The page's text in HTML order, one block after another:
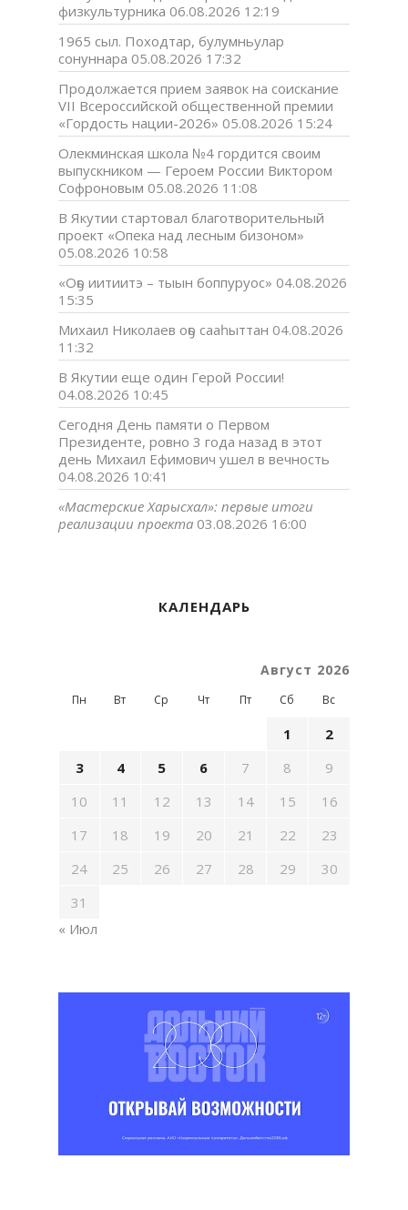
физкультурника 06.08.2026 12:19
1965 сыл. Походтар, булумньулар
сонуннара 05.08.2026 17:32
Продолжается прием заявок на соискание
VII Всероссийской общественной премии
«Гордость нации-2026» 05.08.2026 15:24
Олекминская школа №4 гордится своим
выпускником — Героем России Виктором
Софроновым 05.08.2026 11:08
В Якутии стартовал благотворительный
проект «Опека над лесным бизоном»
05.08.2026 10:58
«Оҕо иитиитэ – тыын боппуруос» 04.08.2026
15:35
Михаил Николаев оҕо сааһыттан 04.08.2026
11:32
В Якутии еще один Герой России!
04.08.2026 10:45
Сегодня День памяти о Первом
Президенте, ровно 3 года назад в этот
день Михаил Ефимович ушел в вечность
04.08.2026 10:41
«Мастерские Харысхал»: первые итоги
реализации проекта 03.08.2026 16:00
КАЛЕНДАРЬ
Август 2026
Пн Вт Ср Чт Пт Сб Вс
1
2
3
4 5 6 7 8
9
10
11 12 13 14 15
16
17
18 19 20 21 22
23
24
25 26 27 28 29
30
31
« Июл